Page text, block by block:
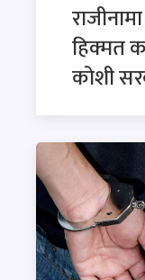
हिक्मत
कोशी